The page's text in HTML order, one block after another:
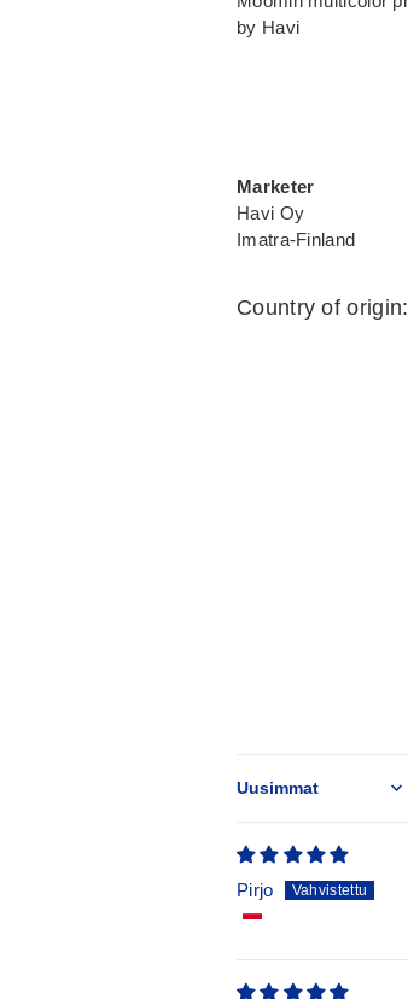
by Havi
Marketer
Havi Oy
Imatra-Finland
Country of
Sort by
Pirjo